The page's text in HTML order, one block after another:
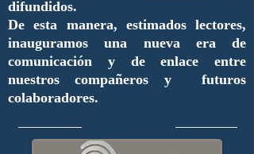
difundidos.
De esta manera, estimados lectores,
inauguramos una nueva era de
comunicación y de enlace entre
nuestros compañeros y futuros
colaboradores.